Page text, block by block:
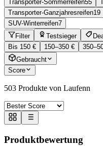
Transporter-Sommerreifen55
Transporter-Ganzjahresreifen19
SUV-Winterreifen7
Filter
Testsieger
Bis 150 €
150–350 €
Gebraucht
Score
503 Produkte von Laufenn
Produktbewertung